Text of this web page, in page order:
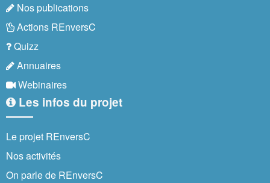
Nos publications
Actions REnversC
Quizz
Annuaires
Webinaires
Les infos du projet
Le projet REnversC
Nos activités
On parle de REnversC